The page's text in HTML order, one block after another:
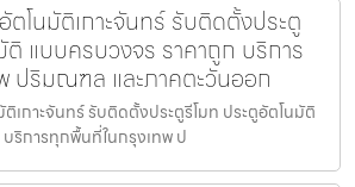
ตโนมัติเกาะจันทร์ รับติดตั้งประตู
ติ แบบครบวงจร ราคาถูก บริการ
ปริมณฑล และภาคตะวันออก
เกาะจันทร์ รับติดตั้งประตูรีโมท ประตูอัตโนมัติ
ริการทุกพื้นที่ในกรุงเทพ ป